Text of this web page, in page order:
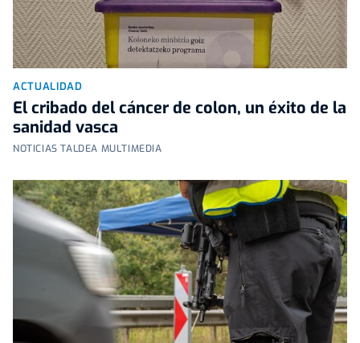
ACTUALIDAD
El cribado del cáncer de colon, un éxito de la
sanidad vasca
NOTICIAS TALDEA MULTIMEDIA